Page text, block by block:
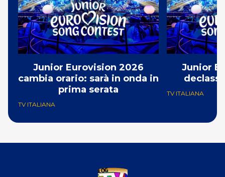
Junior Eurovision 2026
cambia orario: sarà in onda in
prima serata
TV ITALIANA
Junior
TV ITALIANA